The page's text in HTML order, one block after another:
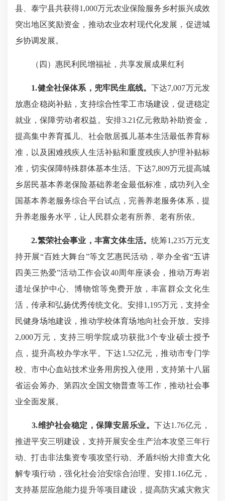
县、泰宁县共获得1,000万元农业保险服务乡村振兴成效
突出地区奖励资金，推动农业农村现代化发展，促进城
乡协调发展。
（四）惠民利民增福祉，共享发展成果红利
1.健全社保体系，兜牢民生底线。下达7,007万元发
放惠企稳岗补贴，支持综合性零工市场建设，促进稳定
就业，保障劳动者权益。安排3.21亿元救助补助资金，
提高集中养育孤儿、社会散居孤儿基本生活最低养育标
准，以及困难残疾人生活补贴和重度残疾人护理补贴标
准，切实保障特殊群体基本生活。下达7,809万元提高城
乡居民基本养老保险基础养老金最低标准，成功列入全
国基本养老服务综合平台试点，完善养老服务体系，提
升养老服务水平，让人民群众老有所养、老有所依。
2.繁荣社会事业，丰富文体生活。统筹1,235万元支
持开展“百姓大舞台”等文艺惠民活动，举办全省“五讲
四美三热爱”活动工作会议40周年座谈会，推动万寿岩
遗址保护中心、博物馆等免费开放，丰富群众文化生
活，传承和弘扬优秀传统文化。安排1,195万元，支持全
民健身场地建设，推动学校体育场地向社会开放。安排
2,000万元，支持三明学院成功获批3个专业硕士授予
点，提升高校办学水平。下达1.52亿元，推动市专门学
校、市中心血站技术业务用房投入使用，支持第十八届
省运会筹办、第四次全国文物普查等工作，推动社会事
业全面发展。
3.维护社会稳定，保障安居乐业。下达1.76亿元，
推进平安三明建设，支持开展安全生产治本攻坚三年行
动、打击非法集资专项攻坚行动、矛盾纠纷大排查大化
解专项行动，强化社会治安综合治理。安排1.16亿元，
支持基层应急能力提升等项目建设，提高防灾减灾救灾